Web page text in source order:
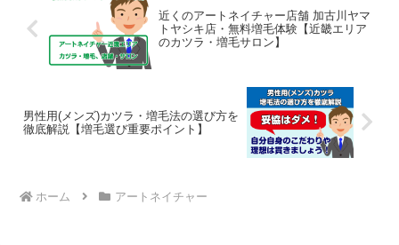
て、40代、50代の男性の方々のため、薄
毛対策について解説をします。
近くのアートネイチャー店舗 加古川ヤマ
トヤシキ店・無料増毛体験【近畿エリア
のカツラ・増毛サロン】
男性用(メンズ)カツラ・増毛法の選び方を
徹底解説【増毛選び重要ポイント】
ホーム アートネイチャー